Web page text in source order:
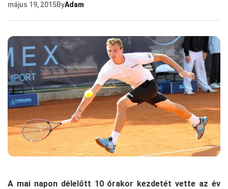
május 19, 2015ByAdam
A mai napon délelőtt 10 órakor kezdetét vette az év